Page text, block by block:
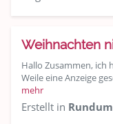
Weihnachten
Hallo Zusammen, ich
Weile eine Anzeige
mehr
Erstellt in